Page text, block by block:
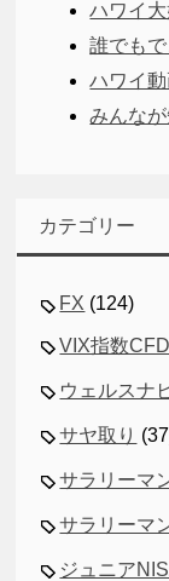
ハワイ
誰でも
ハワイ
みんな
カテゴリー
FX (124)
VIX指数CFD
ウェルスナ
サヤ取り
サラリーマ
サラリーマ
ジュニア